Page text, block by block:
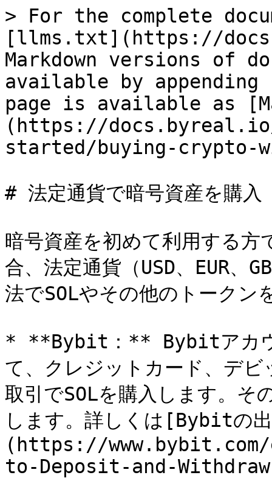
> For the complete
[llms.txt](https://
Markdown versions of
available by
page is available as
(https://
started/buying-
# 法定通貨で暗号資産を購入
暗号資産を初めて利用する
合、法定通貨（USD、EUR、
法でSOLやその他のトークン
* **Bybit：** Bybitアカウ
て、クレジットカード、デビ
取引でSOLを購入します。
します。詳しくは[Bybitの
(https://
to-Deposit-and-